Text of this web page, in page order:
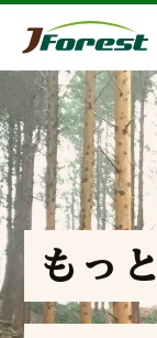
もっと